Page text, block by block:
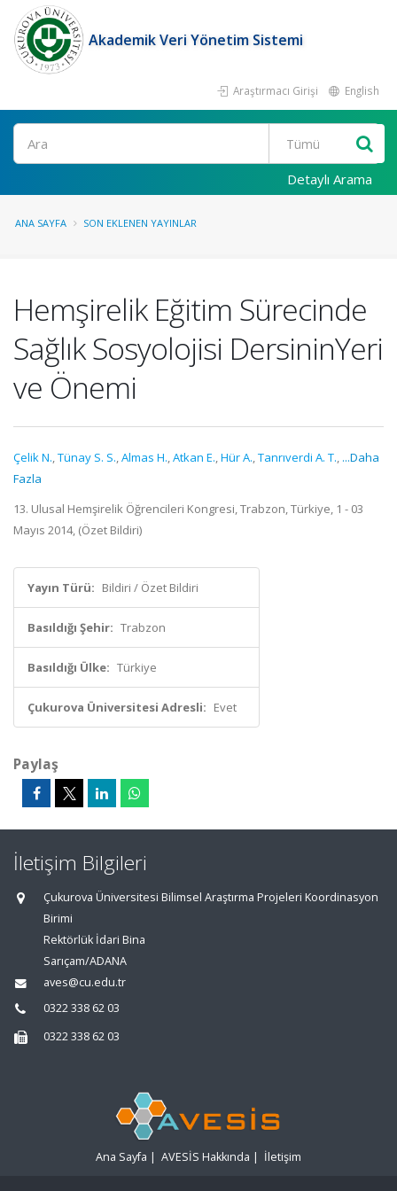
Akademik Veri Yönetim Sistemi
Araştırmacı Girişi English
Ara
Detaylı Arama
ANA SAYFA SON EKLENEN YAYINLAR
Hemşirelik Eğitim Sürecinde
Sağlık Sosyolojisi DersininYeri
ve Önemi
Çelik N.,Tünay S. S.,Almas H.,Atkan E.,Hür A.,Tanrıverdi A. T., ...Daha
Fazla
13. Ulusal Hemşirelik Öğrencileri Kongresi, Trabzon, Türkiye, 1 - 03
Mayıs 2014, (Özet Bildiri)
Yayın Türü: Bildiri / Özet Bildiri
Basıldığı Şehir: Trabzon
Basıldığı Ülke: Türkiye
Çukurova Üniversitesi Adresli: Evet
Paylaş
İletişim Bilgileri
Çukurova Üniversitesi Bilimsel Araştırma Projeleri Koordinasyon
Birimi
Rektörlük İdari Bina
Sarıçam/ADANA
aves@cu.edu.tr
0322 338 62 03
0322 338 62 03
Ana Sayfa | AVESİS Hakkında | İletişim